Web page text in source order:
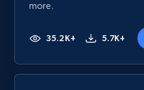
more.
35.2K+ 5.7K+